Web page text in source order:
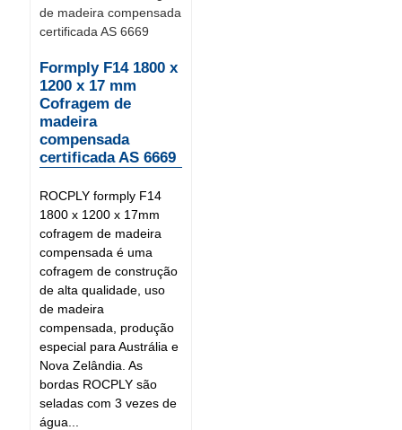
Formply F14 1800 x
1200 x 17 mm
Cofragem de
madeira
compensada
certificada AS 6669
ROCPLY formply F14
1800 x 1200 x 17mm
cofragem de madeira
compensada é uma
cofragem de construção
de alta qualidade, uso
de madeira
compensada, produção
especial para Austrália e
Nova Zelândia. As
bordas ROCPLY são
seladas com 3 vezes de
água...